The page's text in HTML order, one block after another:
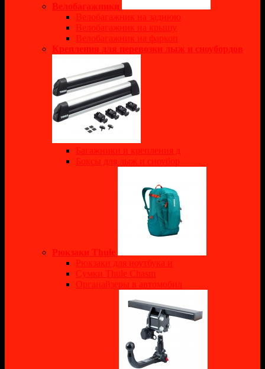
Велобагажники
Велобагажник на заднюю
Велобагажник на крышу
Велобагажник на фаркоп
Крепления для перевозки лыж и сноубордов
Багажники и крепления д
Боксы для лыж и сноубор
Рюкзаки Thule
Рюкзаки для ноутбука и
Сумки Thule Chasm
Органайзеры в автомобил